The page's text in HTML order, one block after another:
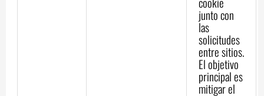
junto con
las
solicitudes
entre sitios.
El objetivo
principal es
mitigar el